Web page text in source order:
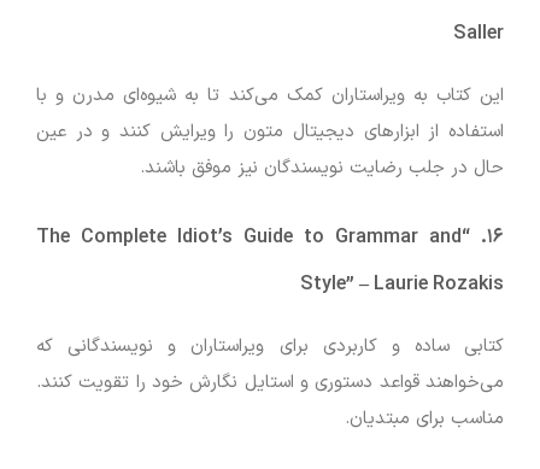
Saller
این کتاب به ویراستاران کمک می‌کند تا به شیوه‌ای مدرن و با
استفاده از ابزارهای دیجیتال متون را ویرایش کنند و در عین
حال در جلب رضایت نویسندگان نیز موفق باشند.
۱۶.
“The Complete Idiot’s Guide to Grammar and
Style” – Laurie Rozakis
کتابی ساده و کاربردی برای ویراستاران و نویسندگانی که
می‌خواهند قواعد دستوری و استایل نگارش خود را تقویت کنند.
مناسب برای مبتدیان.